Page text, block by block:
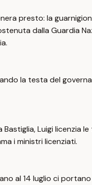
presto: la
dalla Guardia
la testa del
Luigi licenzia
i ministri licenziati.
al 14 luglio ci